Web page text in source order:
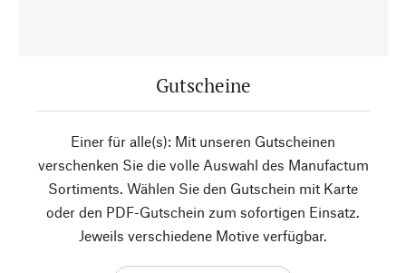
Gutscheine
Einer für alle(s): Mit unseren Gutscheinen
verschenken Sie die volle Auswahl des Manufactum
Sortiments. Wählen Sie den Gutschein mit Karte
oder den PDF-Gutschein zum sofortigen Einsatz.
Jeweils verschiedene Motive verfügbar.